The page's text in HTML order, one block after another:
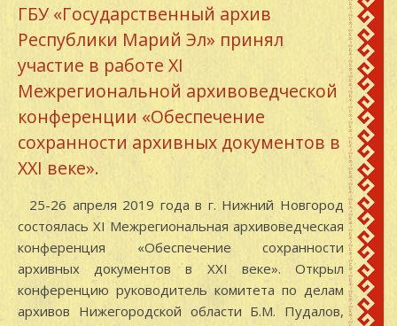
ГБУ «Государственный архив
Республики Марий Эл» принял
участие в работе ХI
Межрегиональной архивоведческой
конференции «Обеспечение
сохранности архивных документов в
ХХI веке».
25-26 апреля 2019 года в г. Нижний Новгород
состоялась ХI Межрегиональная архивоведческая
конференция «Обеспечение сохранности
архивных документов в ХХI веке». Открыл
конференцию руководитель комитета по делам
архивов Нижегородской области Б.М. Пудалов,